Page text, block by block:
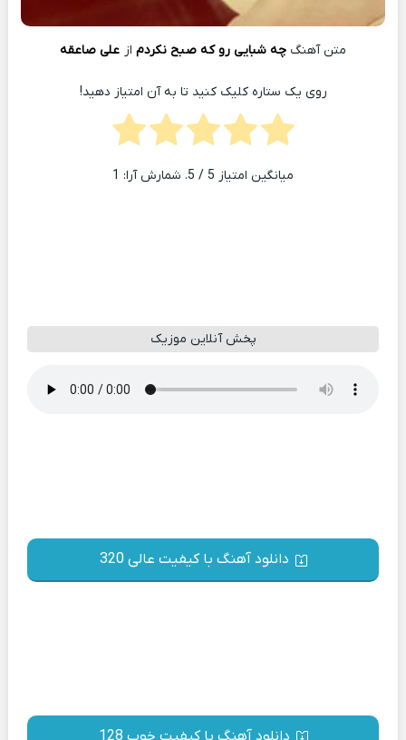
متن آهنگ چه شبایی رو که صبح نکردم از علی صاعقه
روی یک ستاره کلیک کنید تا به آن امتیاز دهید!
میانگین امتیاز 5 / 5. شمارش آرا: 1
پخش آنلاین موزیک
دانلود آهنگ با کیفیت عالی 320
دانلود آهنگ با کیفیت خوب 128